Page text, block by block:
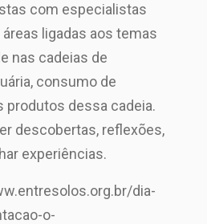
com especialistas
ligadas aos temas
nas cadeias de
consumo de
produtos dessa cadeia.
descobertas, reflexões,
experiências.
dia-
o-